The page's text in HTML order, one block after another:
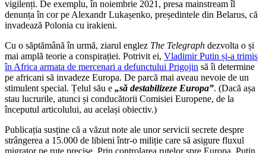
vigilenți. De exemplu, în noiembrie 2021, presa mainstream îl
denunța în cor pe Alexandr Lukașenko, președintele din Belarus, că
invadează Polonia cu irakieni.
Cu o săptămână în urmă, ziarul englez The Telegraph dezvolta o și
mai amplă teorie a conspirației. Potrivit ei, Vladimir Putin și-a trimis
în Africa armata de mercenari a defunctului Prigojin să îi determine
pe africani să invadeze Europa. De parcă mai aveau nevoie de un
stimulent special. Țelul său e „să destabilizeze Europa”. (Dacă așa
stau lucrurile, atunci și conducătorii Comisiei Europene, de la
începutul articolului, au același obiectiv.)
Publicația susține că a văzut note ale unor servicii secrete despre
strângerea a 15.000 de libieni într-o miliție care să asigure fluxul